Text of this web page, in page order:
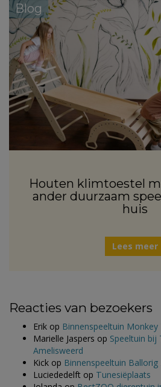
Blog
Houten klimtoestel
ander duurzaam
huis
Lees meer
Reacties van bezoekers
Erik op Binnenspeeltuin
Marielle Jaspers op Speeltuin bij
Amelisweerd
Kick op Binnenspeeltuin
Luciededelft op Tunesiëplaats